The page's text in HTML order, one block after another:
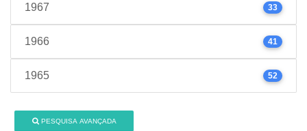
1967 33
1966 41
1965 52
PESQUISA AVANÇADA